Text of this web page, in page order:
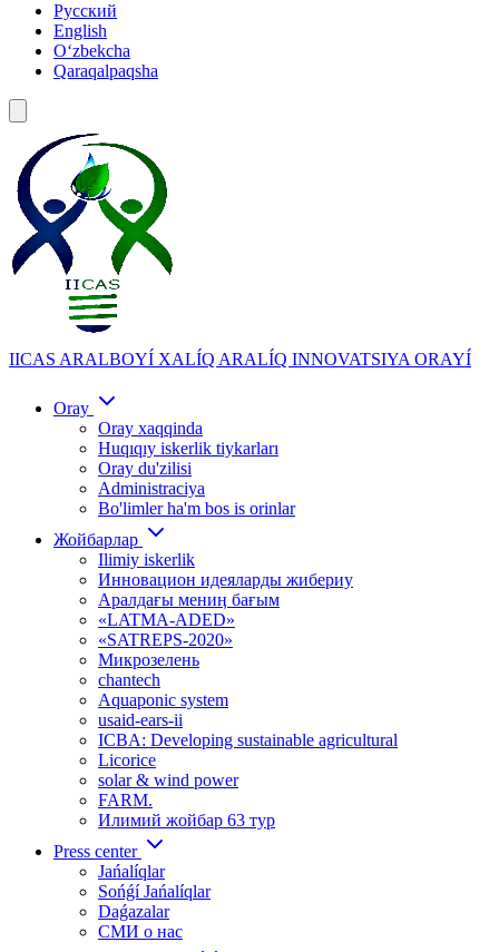
Русский
English
Oʻzbekcha
Qaraqalpaqsha
IICAS ARALBOYÍ XALÍQ ARALÍQ INNOVATSIYA ORAYÍ
Oray
Oray xaqqinda
Huqıqıy iskerlik tiykarları
Oray du'zilisi
Administraciya
Bo'limler ha'm bos is orinlar
Жойбарлар
Ilimiy iskerlik
Инновацион идеяларды жибериу
Аралдағы мениӊ бағым
«LATMA-ADED»
«SATREPS-2020»
Микрозелень
chantech
Aquaponic system
usaid-ears-ii
ICBA: Developing sustainable agricultural
Licorice
solar & wind power
FARM.
Илимий жойбар 63 тур
Press center
Jańalíqlar
Sońǵí Jańalíqlar
Daǵazalar
СМИ о нас